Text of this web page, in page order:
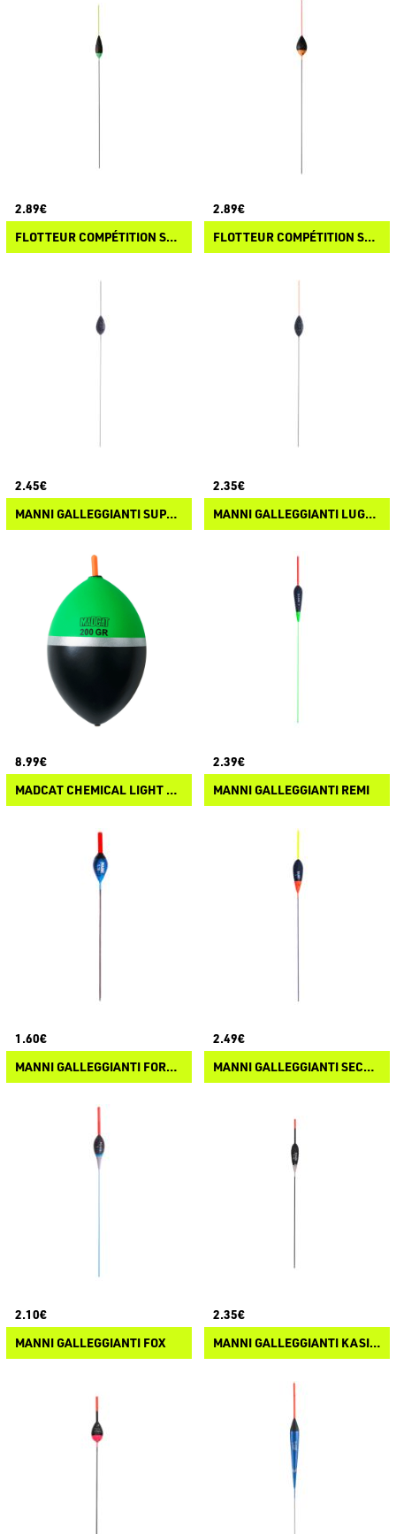
2.89€
FLOTTEUR COMPÉTITION SP K54
2.89€
FLOTTEUR COMPÉTITION SP K61
2.45€
MANNI GALLEGGIANTI SUPER BLACK
2.35€
MANNI GALLEGGIANTI LUGANO
8.99€
MADCAT CHEMICAL LIGHT FLOAT
2.39€
MANNI GALLEGGIANTI REMI
1.60€
MANNI GALLEGGIANTI FORMIA
2.49€
MANNI GALLEGGIANTI SECCHIA
2.10€
MANNI GALLEGGIANTI FOX
2.35€
MANNI GALLEGGIANTI KASIMOV